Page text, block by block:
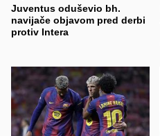
Juventus oduševio bh.
navijače objavom pred derbi
protiv Intera